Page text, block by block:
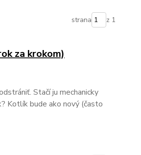
strana z 1
za krokom)
Stačí ju mechanicky
Kotlík bude ako nový (často